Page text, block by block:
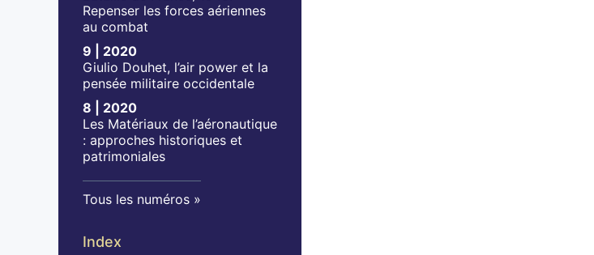
Repenser les forces aériennes
au combat
9 | 2020
Giulio Douhet, l’air power et la
pensée militaire occidentale
8 | 2020
Les Matériaux de l’aéronautique
: approches historiques et
patrimoniales
Tous les numéros
Index